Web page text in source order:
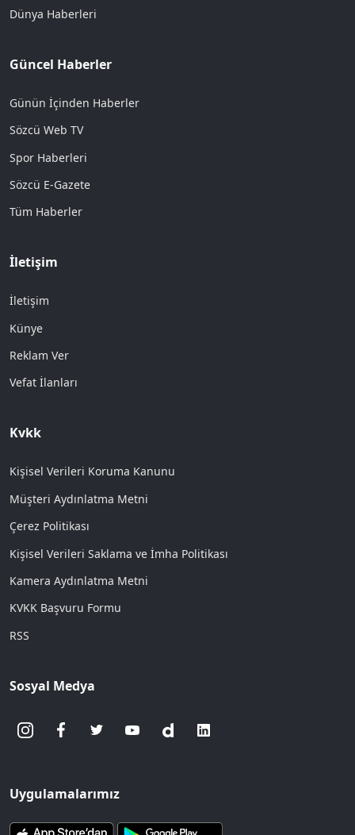
Dünya Haberleri
Güncel Haberler
Günün İçinden Haberler
Sözcü Web TV
Spor Haberleri
Sözcü E-Gazete
Tüm Haberler
İletişim
İletişim
Künye
Reklam Ver
Vefat İlanları
Kvkk
Kişisel Verileri Koruma Kanunu
Müşteri Aydınlatma Metni
Çerez Politikası
Kişisel Verileri Saklama ve İmha Politikası
Kamera Aydınlatma Metni
KVKK Başvuru Formu
RSS
Sosyal Medya
Uygulamalarımız